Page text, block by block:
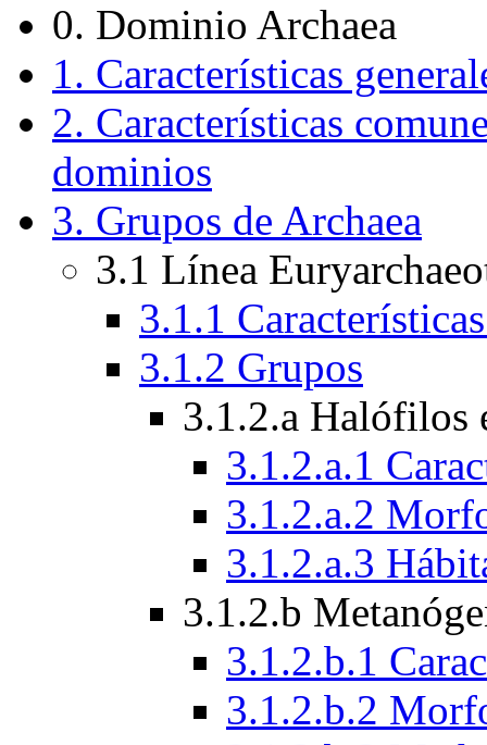
0. Dominio Archaea
1. Características
2. Características
dominios
3. Grupos de Archaea
3.1 Línea
3.1.1
3.1.2 Grupos
3.1.2.a Halófilos
3.1.2.a.1
3.1.2.a.2
3.1.2.a.3
3.1.2.b
3.1.2.b.1
3.1.2.b.2